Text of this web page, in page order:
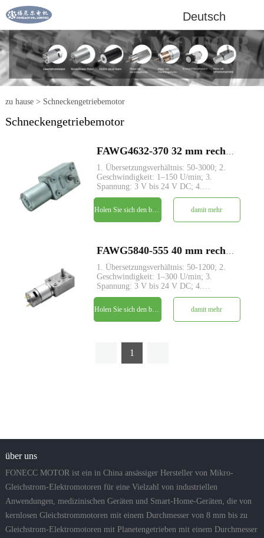
Deutsch
zu hause> Schneckengetriebemotor
Schneckengetriebemotor
1. Übersetzungsverhältnis: 50-3000; 2.
Geschwindigkeit: 1–150 U/min; 3.
Spannung: 3 V bis 24 V DC; 4.
Ausgangsdrehmoment: von 0,5 kg.cm ~
45kg.cm; 5. Schneckengetriebestruktur
mit rechtwinkliger Antriebswelle; 6.
Großes Drehmoment und geringe Geräusc
damit mehr
1. Übersetzungsverhältnis: 50-1200; 2.
Geschwindigkeit: 1–300 U/min; 3.
Spannung: 3 V bis 24 V DC; 4.
Ausgangsdrehmoment: von 0,5 kg.cm ~
90kg.cm; 5. Schneckengetriebestruktur
mit rechtwinkliger Antriebswelle; 6.
Großes Drehmoment und geringe Geräusc
damit mehr
1
über uns
FONECC MOTOR ist ein in China ansässiger Hersteller von Mikro-
Gleichstrom-Elektromotoren für eine Vielzahl von industriellen
Anwendungen, medizinischen Geräten und Smart-Home-Geräten, die von
kernlosen Gleichstrommotoren mit einem Durchmesser von 8 mm bis zu
Gleichstrom-Elektromotoren mit Planetengetrieben mit einem Durchmesser